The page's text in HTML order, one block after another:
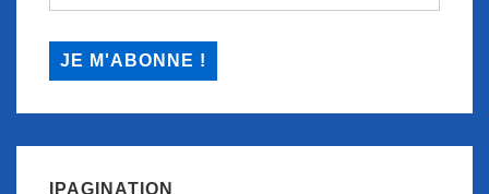
IPAGINATION